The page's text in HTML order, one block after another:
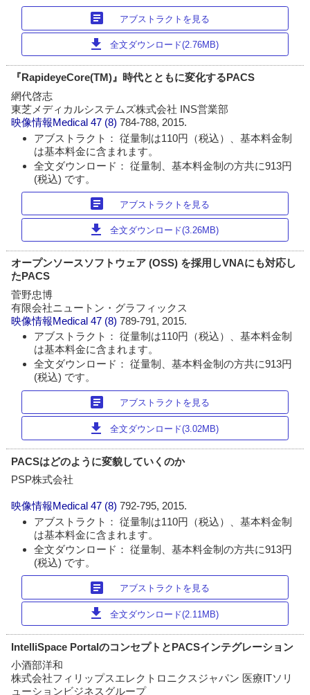
article アブストラクトを見る
download 全文ダウンロード(2.76MB)
『RapideyeCore(TM)』時代とともに変化するPACS
網代啓志
東芝メディカルシステムズ株式会社 INS営業部
映像情報Medical 47 (8)784-788, 2015.
アブストラクト： 従量制は110円（税込）、基本料金制
は基本料金に含まれます。
全文ダウンロード： 従量制、基本料金制の方共に913円
(税込) です。
article アブストラクトを見る
download 全文ダウンロード(3.26MB)
オープンソースソフトウェア (OSS) を採用しVNAにも対応し
たPACS
菅野忠博
有限会社ニュートン・グラフィックス
映像情報Medical 47 (8)789-791, 2015.
アブストラクト： 従量制は110円（税込）、基本料金制
は基本料金に含まれます。
全文ダウンロード： 従量制、基本料金制の方共に913円
(税込) です。
article アブストラクトを見る
download 全文ダウンロード(3.02MB)
PACSはどのように変貌していくのか
PSP株式会社
映像情報Medical 47 (8)792-795, 2015.
アブストラクト： 従量制は110円（税込）、基本料金制
は基本料金に含まれます。
全文ダウンロード： 従量制、基本料金制の方共に913円
(税込) です。
article アブストラクトを見る
download 全文ダウンロード(2.11MB)
IntelliSpace PortalのコンセプトとPACSインテグレーション
小酒部洋和
株式会社フィリップスエレクトロニクスジャパン 医療ITソリ
ューションビジネスグループ